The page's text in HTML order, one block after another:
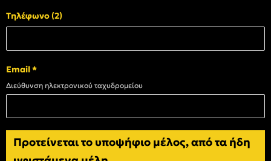
Τηλέφωνο (2)
Email*
Διεύθυνση ηλεκτρονικού ταχυδρομείου
Προτείνεται το υποψήφιο μέλος, από τα ήδη